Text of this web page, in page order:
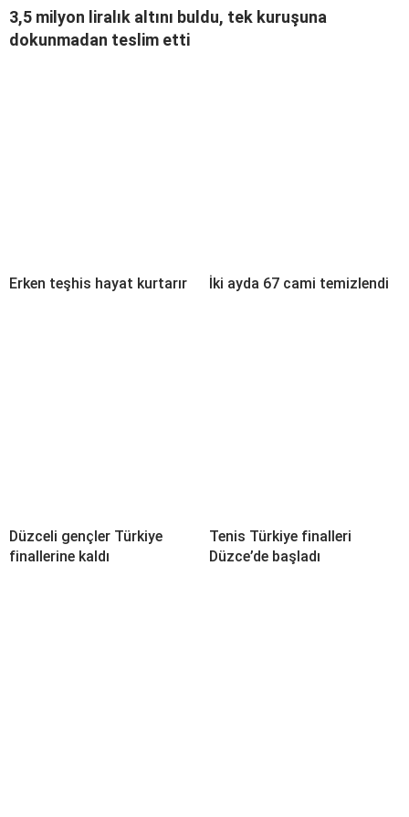
3,5 milyon liralık altını buldu, tek kuruşuna
dokunmadan teslim etti
Erken teşhis hayat kurtarır İki ayda 67 cami temizlendi
Düzceli gençler Türkiye
finallerine kaldı
Tenis Türkiye finalleri
Düzce’de başladı